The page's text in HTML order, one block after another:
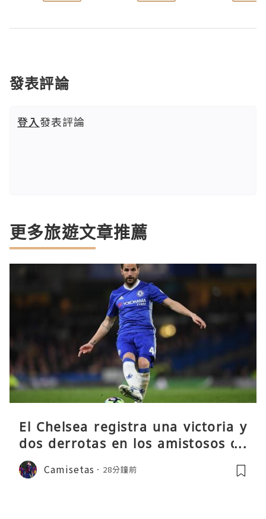
發表評論
登入發表評論
更多旅遊文章推薦
El Chelsea registra una victoria y
dos derrotas en los amistosos de
pretemporada
Camisetas 28分鐘前